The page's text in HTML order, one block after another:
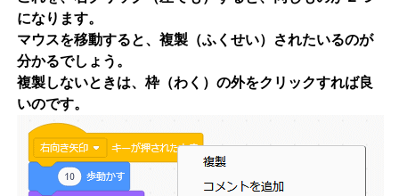
になります。
マウスを移動すると、複製（ふくせい）されたいるのが
分かるでしょう。
複製しないときは、枠（わく）の外をクリックすれば良
いのです。